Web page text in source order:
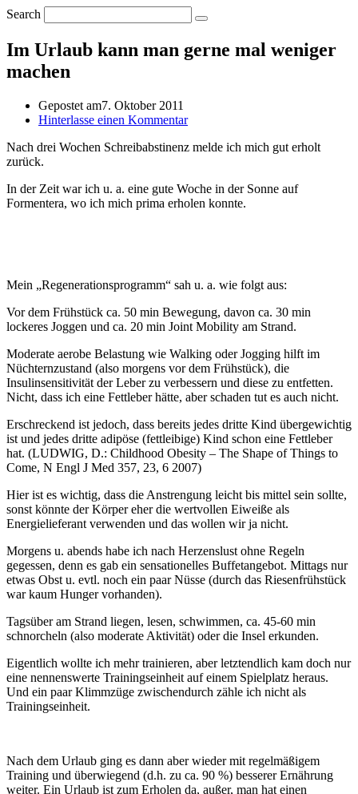
Search
Im Urlaub kann man gerne mal weniger
machen
Gepostet am7. Oktober 2011
Hinterlasse einen Kommentar
Nach drei Wochen Schreibabstinenz melde ich mich gut erholt
zurück.
In der Zeit war ich u. a. eine gute Woche in der Sonne auf
Formentera, wo ich mich prima erholen konnte.
Mein „Regenerationsprogramm“ sah u. a. wie folgt aus:
Vor dem Frühstück ca. 50 min Bewegung, davon ca. 30 min
lockeres Joggen und ca. 20 min Joint Mobility am Strand.
Moderate aerobe Belastung wie Walking oder Jogging hilft im
Nüchternzustand (also morgens vor dem Frühstück), die
Insulinsensitivität der Leber zu verbessern und diese zu entfetten.
Nicht, dass ich eine Fettleber hätte, aber schaden tut es auch nicht.
Erschreckend ist jedoch, dass bereits jedes dritte Kind übergewichtig
ist und jedes dritte adipöse (fettleibige) Kind schon eine Fettleber
hat. (LUDWIG, D.: Childhood Obesity – The Shape of Things to
Come, N Engl J Med 357, 23, 6 2007)
Hier ist es wichtig, dass die Anstrengung leicht bis mittel sein sollte,
sonst könnte der Körper eher die wertvollen Eiweiße als
Energielieferant verwenden und das wollen wir ja nicht.
Morgens u. abends habe ich nach Herzenslust ohne Regeln
gegessen, denn es gab ein sensationelles Buffetangebot. Mittags nur
etwas Obst u. evtl. noch ein paar Nüsse (durch das Riesenfrühstück
war kaum Hunger vorhanden).
Tagsüber am Strand liegen, lesen, schwimmen, ca. 45-60 min
schnorcheln (also moderate Aktivität) oder die Insel erkunden.
Eigentlich wollte ich mehr trainieren, aber letztendlich kam doch nur
eine nennenswerte Trainingseinheit auf einem Spielplatz heraus.
Und ein paar Klimmzüge zwischendurch zähle ich nicht als
Trainingseinheit.
Nach dem Urlaub ging es dann aber wieder mit regelmäßigem
Training und überwiegend (d.h. zu ca. 90 %) besserer Ernährung
weiter. Ein Urlaub ist zum Erholen da, außer, man hat einen